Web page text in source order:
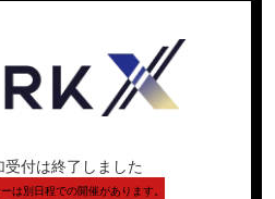
受付は終了しました
は別日程での開催があります。